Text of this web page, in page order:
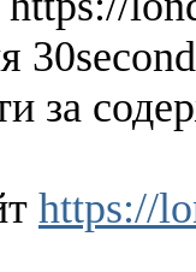
за
https://